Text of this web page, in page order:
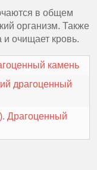
в общем
организм. Также
и очищает кровь.
камень
драгоценный
Драгоценный